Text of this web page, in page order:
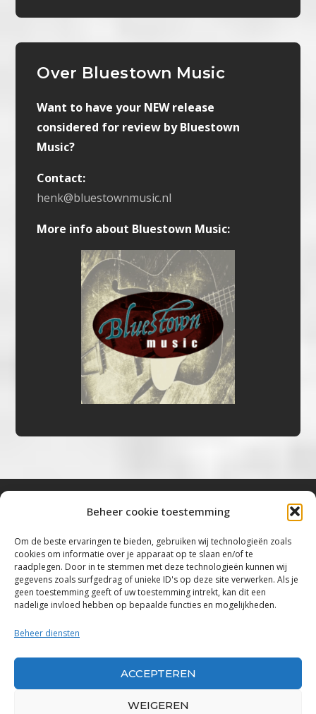
Beheer cookie toestemming
Om de beste ervaringen te bieden, gebruiken wij technologieën zoals
cookies om informatie over je apparaat op te slaan en/of te
raadplegen. Door in te stemmen met deze technologieën kunnen wij
gegevens zoals surfgedrag of unieke ID's op deze site verwerken. Als je
geen toestemming geeft of uw toestemming intrekt, kan dit een
nadelige invloed hebben op bepaalde functies en mogelijkheden.
Beheer diensten
ACCEPTEREN
WEIGEREN
Over Bluestown Music
Want to have your NEW release
considered for review by Bluestown
Music?
Contact:
henk@bluestownmusic.nl
More info about Bluestown Music:
“Voor de mooiste Blues, Rock, Roots &
Americana”
Copyright 2019 – 2026 Bluestown Music – All